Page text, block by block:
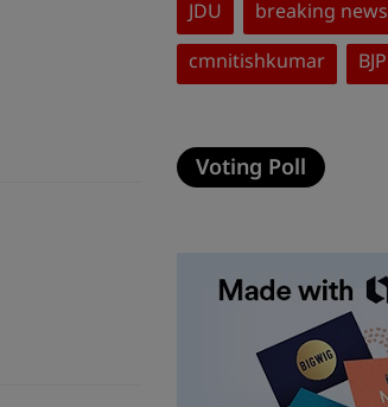
JDU
breaking news
cmnitishkumar
BJP
Voting Poll